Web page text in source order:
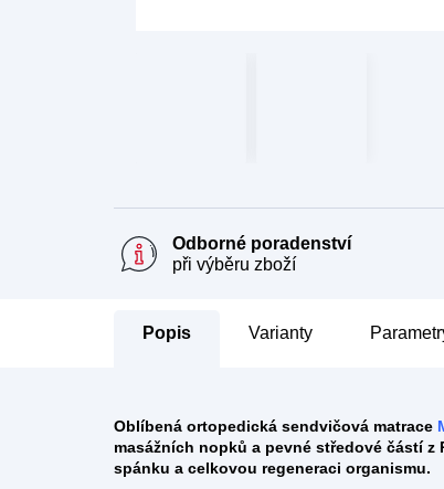
Odborné poradenství
při výběru zboží
Popis
Oblíbená ortopedická sendvičová matrace
masážních nopků a pevné středové částí z
spánku a celkovou regeneraci organismu.